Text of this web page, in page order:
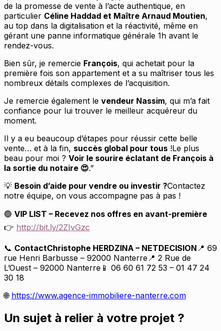
de la promesse de vente à l’acte authentique, en
particulier Céline Haddad et Maître Arnaud Moutien,
au top dans la digitalisation et la réactivité, même en
gérant une panne informatique générale 1h avant le
rendez-vous.
Bien sûr, je remercie François, qui achetait pour la
première fois son appartement et a su maîtriser tous les
nombreux détails complexes de l’acquisition.
Je remercie également le vendeur Nassim, qui m’a fait
confiance pour lui trouver le meilleur acquéreur du
moment.
Il y a eu beaucoup d’étapes pour réussir cette belle
vente… et à la fin, succès global pour tous !Le plus
beau pour moi ? Voir le sourire éclatant de François à
la sortie du notaire 😍.”
💡 Besoin d’aide pour vendre ou investir ?Contactez
notre équipe, on vous accompagne pas à pas !
🟢 VIP LIST – Recevez nos offres en avant-première
👉 http://bit.ly/2ZIvGzc
📞 ContactChristophe HERDZINA – NETDECISION 📍 69
rue Henri Barbusse – 92000 Nanterre📍 2 Rue de
L’Ouest – 92000 Nanterre 📱
06 60 61 72 53 – 01 47 24
30 18
🌐 https://www.agence-immobiliere-nanterre.com
Un sujet à relier à votre projet ?